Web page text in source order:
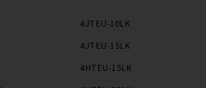
4JTEU-10LK
4JTEU-15LK
4HTEU-15LK